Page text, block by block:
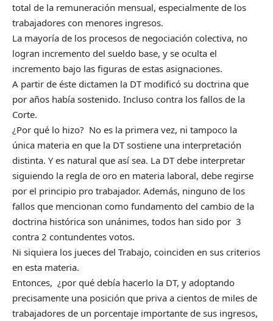
total de la remuneración mensual, especialmente de los
trabajadores con menores ingresos.
La mayoría de los procesos de negociación colectiva, no
logran incremento del sueldo base, y se oculta el
incremento bajo las figuras de estas asignaciones.
A partir de éste dictamen la DT modificó su doctrina que
por años había sostenido. Incluso contra los fallos de la
Corte.
¿Por qué lo hizo? No es la primera vez, ni tampoco la
única materia en que la DT sostiene una interpretación
distinta. Y es natural que así sea. La DT debe interpretar
siguiendo la regla de oro en materia laboral, debe regirse
por el principio pro trabajador. Además, ninguno de los
fallos que mencionan como fundamento del cambio de la
doctrina histórica son unánimes, todos han sido por 3
contra 2 contundentes votos.
Ni siquiera los jueces del Trabajo, coinciden en sus criterios
en esta materia.
Entonces, ¿por qué debía hacerlo la DT, y adoptando
precisamente una posición que priva a cientos de miles de
trabajadores de un porcentaje importante de sus ingresos,